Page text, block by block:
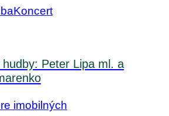
Koncert
Peter Lipa ml. a